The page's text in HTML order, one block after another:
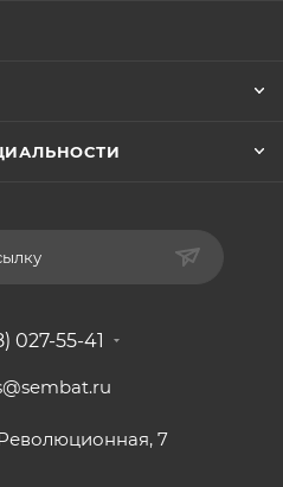
027-55-41
7